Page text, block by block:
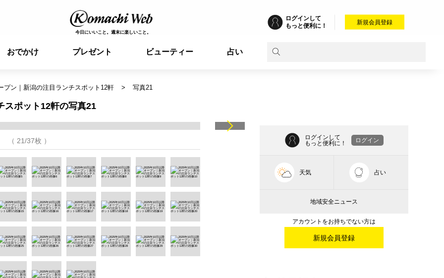
今日にいいこと。週末に楽しいこと。
ログインして
もっと便利に！
新規会員登録
おでかけ プレゼント ビューティー 占い
プン｜新潟の注目ランチスポット12軒 写真21
スポット12軒の写真21
（ 21/37枚 ）
ログインして
もっと便利に！
ログイン
天気 占い
地域安全ニュース
アカウントをお持ちでない方は
新規会員登録